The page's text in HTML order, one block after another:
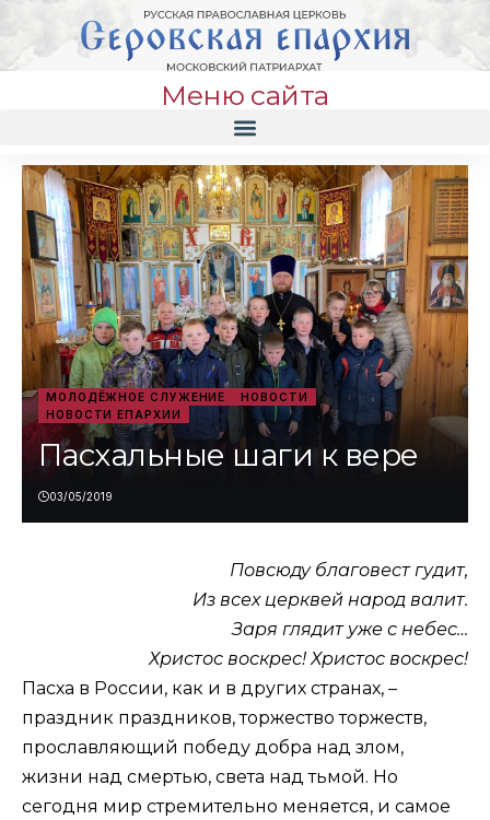
Меню сайта
МОЛОДЁЖНОЕ СЛУЖЕНИЕ
НОВОСТИ
НОВОСТИ ЕПАРХИИ
Пасхальные шаги к вере
03/05/2019
Повсюду благовест гудит,
Из всех церквей народ валит.
Заря глядит уже с небес…
Христос воскрес! Христос воскрес!
Пасха в России, как и в других странах, –
праздник праздников, торжество торжеств,
прославляющий победу добра над злом,
жизни над смертью, света над тьмой. Но
сегодня мир стремительно меняется, и самое